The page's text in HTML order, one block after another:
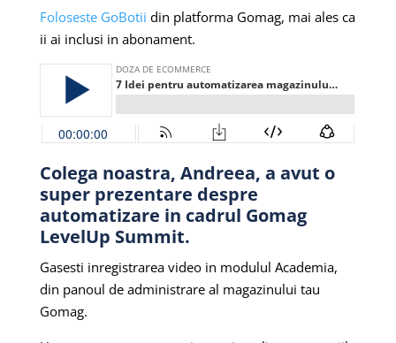
Foloseste GoBotii din platforma Gomag, mai ales ca
ii ai inclusi in abonament.
Colega noastra, Andreea, a avut o
super prezentare despre
automatizare in cadrul Gomag
LevelUp Summit.
Gasesti inregistrarea video in modulul Academia,
din panoul de administrare al magazinului tau
Gomag.